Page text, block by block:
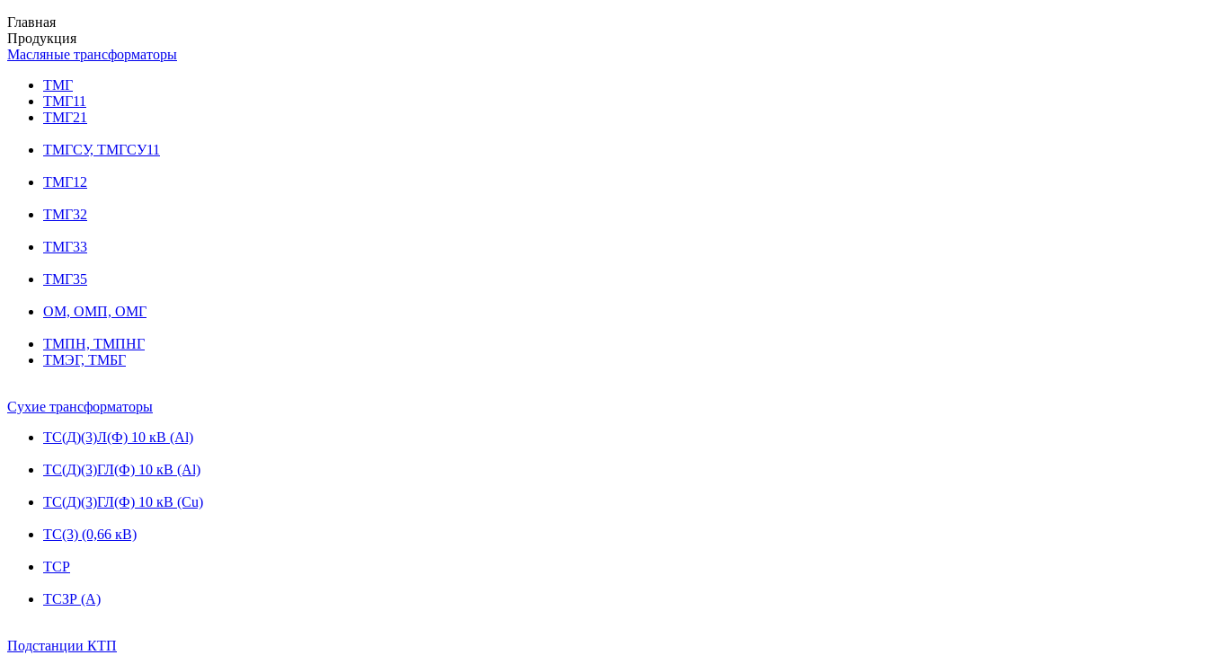
Главная
Продукция
Масляные трансформаторы
ТМГ
ТМГ11
ТМГ21
ТМГСУ, ТМГСУ11
ТМГ12
ТМГ32
ТМГ33
ТМГ35
ОМ, ОМП, ОМГ
ТМПН, ТМПНГ
ТМЭГ, ТМБГ
Сухие трансформаторы
ТС(Д)(3)Л(Ф) 10 кВ (Al)
ТС(Д)(3)ГЛ(Ф) 10 кВ (Al)
ТС(Д)(3)ГЛ(Ф) 10 кВ (Cu)
ТС(3) (0,66 кВ)
ТСР
ТСЗР (А)
Подстанции КТП